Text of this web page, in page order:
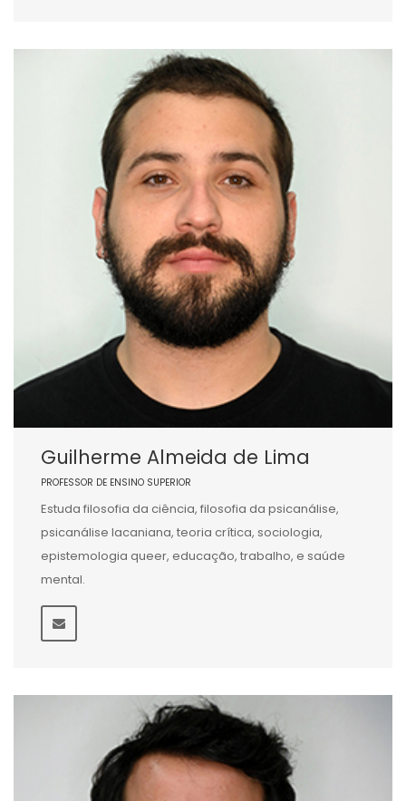
Guilherme Almeida de Lima
PROFESSOR DE ENSINO SUPERIOR
Estuda filosofia da ciência, filosofia da psicanálise,
psicanálise lacaniana, teoria crítica, sociologia,
epistemologia queer, educação, trabalho, e saúde
mental.